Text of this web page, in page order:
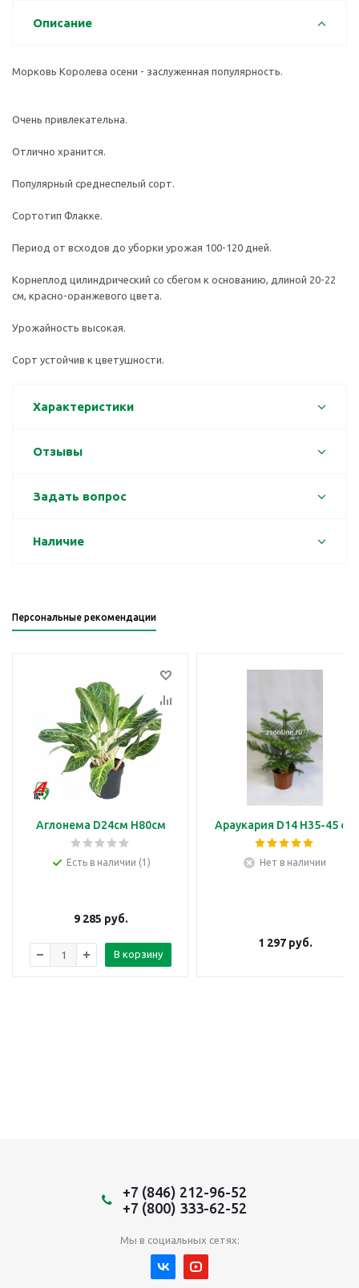
Описание
Морковь Королева осени - заслуженная популярность.
Очень привлекательна.
Отлично хранится.
Популярный среднеспелый сорт.
Сортотип Флакке.
Период от всходов до уборки урожая 100-120 дней.
Корнеплод цилиндрический со сбегом к основанию, длиной 20-22
см, красно-оранжевого цвета.
Урожайность высокая.
Сорт устойчив к цветушности.
Характеристики
Отзывы
Задать вопрос
Наличие
Персональные рекомендации
Аглонема D24см H80см
Есть в наличии (1)
9 285 руб.
В корзину
Араукария D14 H35-45 см
Нет в наличии
1 297руб.
+7 (846) 212-96-52
+7 (800) 333-62-52
Мы в социальных сетях: